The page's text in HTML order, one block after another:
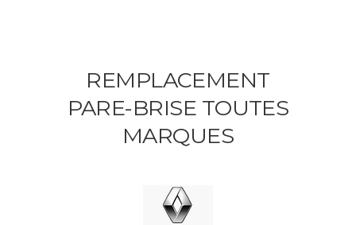
REMPLACEMENT
PARE-BRISE TOUTES
MARQUES